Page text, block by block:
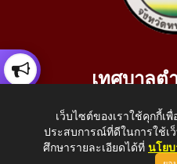
เทศบาลต
อ.เมือง จ.หน
โทรศัพท์: 042-
เว็บไซต์ของเราใช้คุกกี้
ประสบการณ์ที่ดีในการใช้เ
ศึกษารายละเอียดได้ที่ นโย